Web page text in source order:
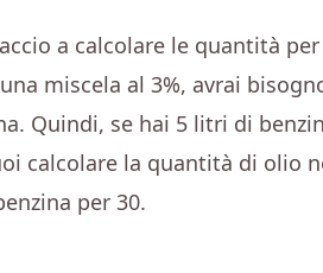
a calcolare le quantità
miscela al 3%, avrai
Quindi, se hai 5 litri di
calcolare la quantità di olio
per 30.